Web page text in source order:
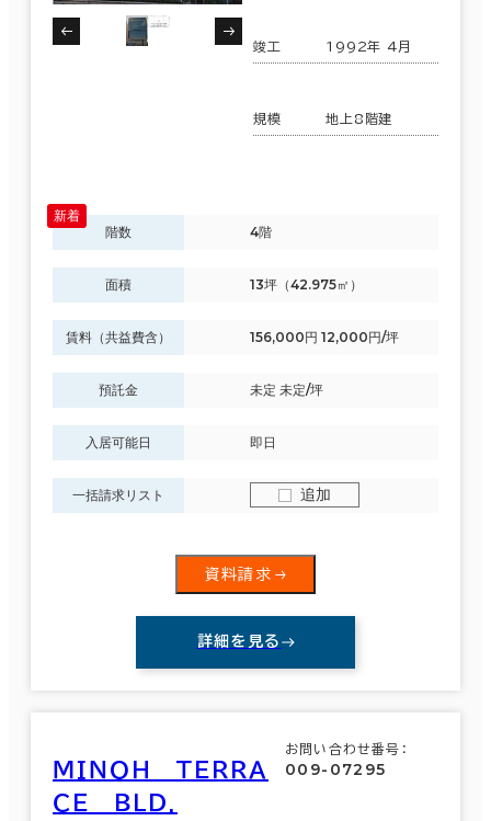
竣工 1992年 4月
規模 地上8階建
階数 4階
面積 13坪（42.975㎡）
賃料（共益費含） 156,000円 12,000円/坪
預託金 未定 未定/坪
入居可能日 即日
一括請求リスト 追加
資料請求
詳細を見る
ＭＩＮＯＨ ＴＥＲＲＡ
ＣＥ ＢＬＤ.
お問い合わせ番号：
009-07295